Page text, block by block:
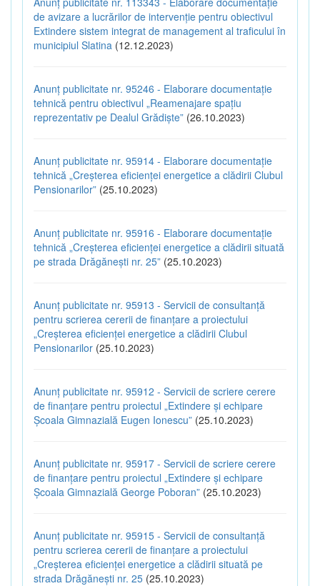
de avizare a lucrărilor de intervenție pentru obiectivul
Extindere sistem integrat de management al traficului în
municipiul Slatina (12.12.2023)
Anunț publicitate nr. 95246 - Elaborare documentație
tehnică pentru obiectivul „Reamenajare spațiu
reprezentativ pe Dealul Grădiște” (26.10.2023)
Anunț publicitate nr. 95914 - Elaborare documentație
tehnică „Creșterea eficienței energetice a clădirii Clubul
Pensionarilor” (25.10.2023)
Anunț publicitate nr. 95916 - Elaborare documentație
tehnică „Creșterea eficienței energetice a clădirii situată
pe strada Drăgănești nr. 25” (25.10.2023)
Anunț publicitate nr. 95913 - Servicii de consultanță
pentru scrierea cererii de finanțare a proiectului
„Creșterea eficienței energetice a clădirii Clubul
Pensionarilor (25.10.2023)
Anunț publicitate nr. 95912 - Servicii de scriere cerere
de finanțare pentru proiectul „Extindere și echipare
Școala Gimnazială Eugen Ionescu” (25.10.2023)
Anunț publicitate nr. 95917 - Servicii de scriere cerere
de finanțare pentru proiectul „Extindere și echipare
Școala Gimnazială George Poboran” (25.10.2023)
Anunț publicitate nr. 95915 - Servicii de consultanță
pentru scrierea cererii de finanțare a proiectului
„Creșterea eficienței energetice a clădirii situată pe
strada Drăgănești nr. 25 (25.10.2023)